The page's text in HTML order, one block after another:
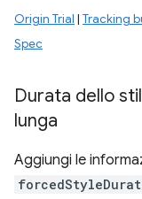
Origin Trial | Tracking
Spec
Durata dello
lunga
Aggiungi le